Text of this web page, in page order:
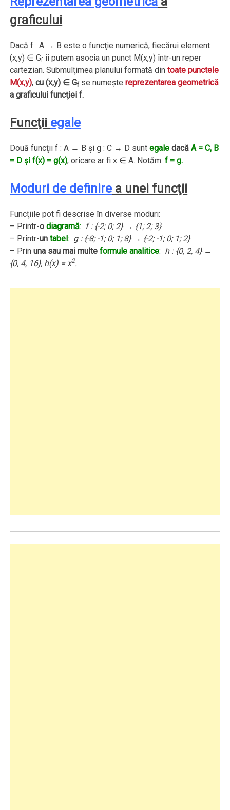
graficului
Dacă f : A → B este o funcţie numerică, fiecărui element
(x,y) ∈ Gf îi putem asocia un punct M(x,y) într-un reper
cartezian. Submulţimea planului formată dintoate punctele
M(x,y),cu (x,y) ∈ Gf se numeştereprezentarea geometrică
a graficului funcţiei f.
Funcţii egale
Două funcţii f : A → B şi g : C → D suntegale dacă A = C, B
= D şi f(x) = g(x), oricare ar fi x ∈ A. Notăm:f = g.
Moduri de definire a unei funcţii
Funcţiile pot fi descrise în diverse moduri:
– Printr-o diagramă: f : {-2; 0; 2} → {1; 2; 3}
– Printr-un tabel: g : {-8; -1; 0; 1; 8} → {-2; -1; 0; 1; 2}
– Prinuna sau mai multe formule analitice: h : {0, 2, 4} →
{0, 4, 16}, h(x) = x2.